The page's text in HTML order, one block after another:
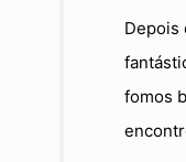
Depois
fomos